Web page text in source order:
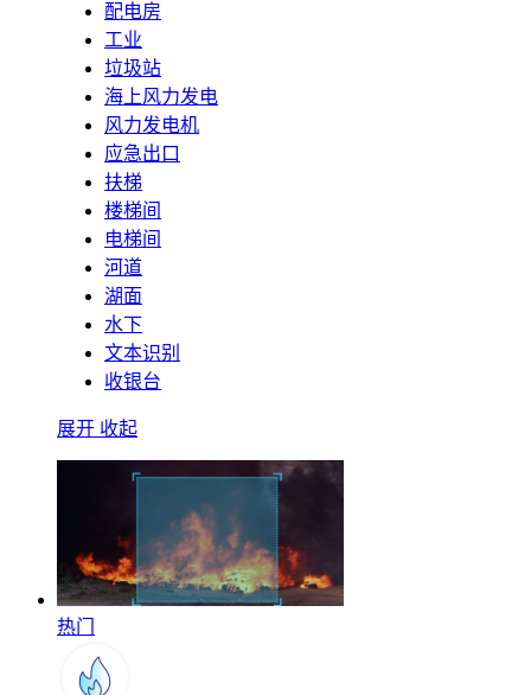
配电房
工业
垃圾站
海上风力发电
风力发电机
应急出口
扶梯
楼梯间
电梯间
河道
湖面
水下
文本识别
收银台
展开 收起
热门